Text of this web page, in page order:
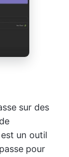
sur des
un outil
pour